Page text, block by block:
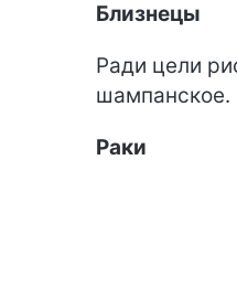
Близнецы
Ради цели
шампанское.
Раки